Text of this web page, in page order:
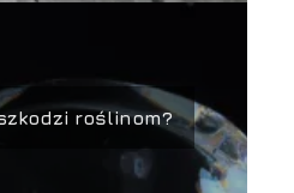
roślinom?